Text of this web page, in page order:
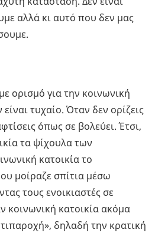
αλλά κι αυτό που δεν μας
ορισμό για την κοινωνική
τυχαίο. Όταν δεν ορίζεις
όπως σε βολεύει. Έτσι,
τα ψίχουλα των
κατοικία το
μοίραζε σπίτια μέσω
τους ενοικιαστές σε
κοινωνική κατοικία ακόμα
δηλαδή την κρατική